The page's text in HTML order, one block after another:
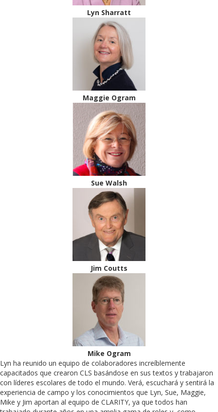
Lyn Sharratt
Maggie Ogram
Sue Walsh
Jim Coutts
Mike Ogram
Lyn ha reunido un equipo de colaboradores increíblemente
capacitados que crearon CLS basándose en sus textos y trabajaron
con líderes escolares de todo el mundo. Verá, escuchará y sentirá la
experiencia de campo y los conocimientos que Lyn, Sue, Maggie,
Mike y Jim aportan al equipo de CLARITY, ya que todos han